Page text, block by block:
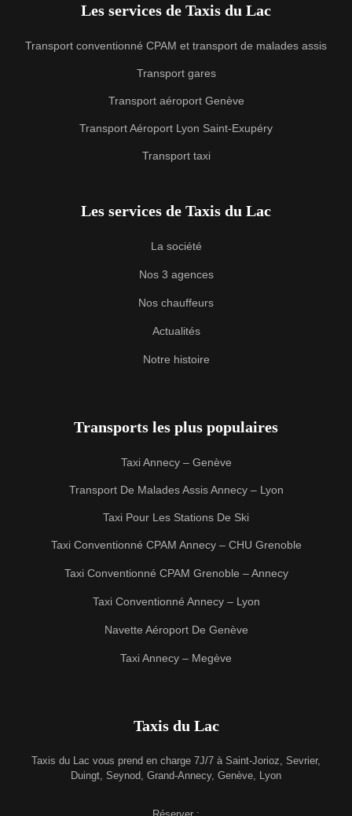
Les services de Taxis du Lac
Transport conventionné CPAM et transport de malades assis
Transport gares
Transport aéroport Genève
Transport Aéroport Lyon Saint-Exupéry
Transport taxi
Les services de Taxis du Lac
La société
Nos 3 agences
Nos chauffeurs
Actualités
Notre histoire
Transports les plus populaires
Taxi Annecy – Genève
Transport De Malades Assis Annecy – Lyon
Taxi Pour Les Stations De Ski
Taxi Conventionné CPAM Annecy – CHU Grenoble
Taxi Conventionné CPAM Grenoble – Annecy
Taxi Conventionné Annecy – Lyon
Navette Aéroport De Genève
Taxi Annecy – Megève
Taxis du Lac
Taxis du Lac vous prend en charge 7J/7 à Saint-Jorioz, Sevrier,
Duingt, Seynod, Grand-Annecy, Genève, Lyon